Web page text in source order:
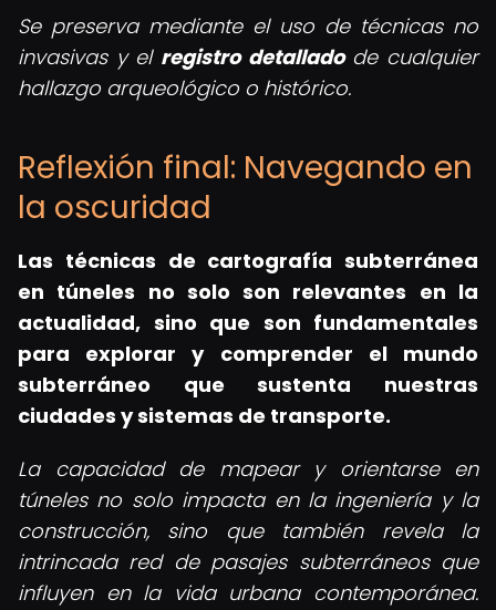
Se preserva mediante el uso de técnicas no
invasivas y el registro detalladode cualquier
hallazgo arqueológico o histórico.
Reflexión final: Navegando en
la oscuridad
Las técnicas de cartografía subterránea
en túneles no solo son relevantes en la
actualidad, sino que son fundamentales
para explorar y comprender el mundo
subterráneo que sustenta nuestras
ciudades y sistemas de transporte.
La capacidad de mapear y orientarse en
túneles no solo impacta en la ingeniería y la
construcción, sino que también revela la
intrincada red de pasajes subterráneos que
influyen en la vida urbana contemporánea.